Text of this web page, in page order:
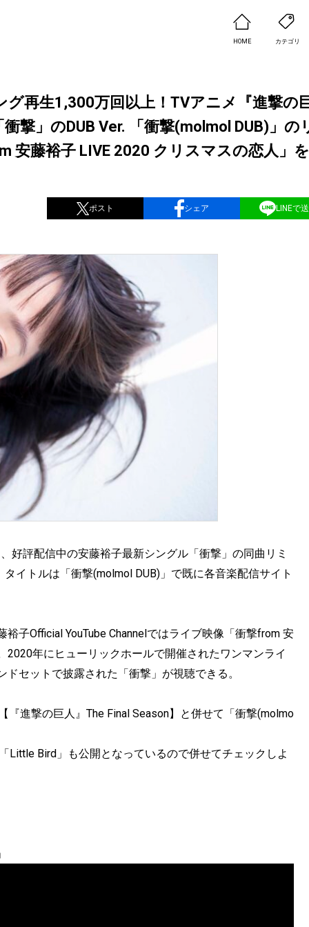
HOME カテゴリ
再生1,300万回以上！TVアニメ『進撃の
撃」のDUB Ver. 「衝撃(molmol DUB)」の
安藤裕子 LIVE 2020 クリスマスの恋人」
ポスト シェア LINEで
好評配信中の安藤裕子最新シングル「衝撃」の同曲リミ
イトルは「衝撃(molmol DUB)」で既に各音楽配信サイト
子Official YouTube Channelではライブ映像「衝撃from 安
年にヒューリックホールで開催されたワンマンライ
セットで披露された「衝撃」が視聴できる。
進撃の巨人』The Final Season】と併せて「衝撃(molmo
Little Bird」も公開となっているので併せてチェックしよ